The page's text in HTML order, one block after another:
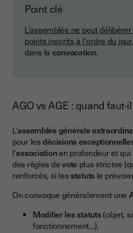
Point clé
L'assemblée ne peut
points inscrits à l'ordre du jour
dans la convocation.
AGO vs AGE : quand faut-
L'assemblée générale
pour lesdécisions
l'associationen profondeur et
des règles devoteplus strictes
renforcés, si lesstatuts le
On convoque généralement une
Modifier les statuts(objet,
fonctionnement...).